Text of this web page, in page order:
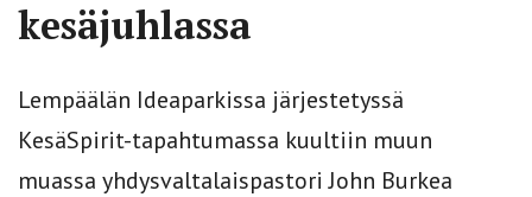
kesäjuhlassa
Lempäälän Ideaparkissa järjestetyssä
KesäSpirit-tapahtumassa kuultiin muun
muassa yhdysvaltalaispastori John Burkea